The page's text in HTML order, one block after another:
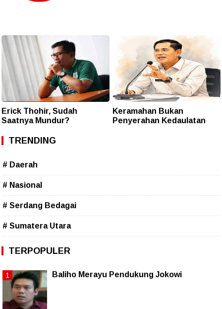
Erick Thohir, Sudah
Saatnya Mundur?
Keramahan Bukan
Penyerahan Kedaulatan
TRENDING
# Daerah
# Nasional
# Serdang Bedagai
# Sumatera Utara
TERPOPULER
Baliho Merayu Pendukung Jokowi